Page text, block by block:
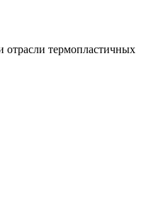
отрасли термопластичных